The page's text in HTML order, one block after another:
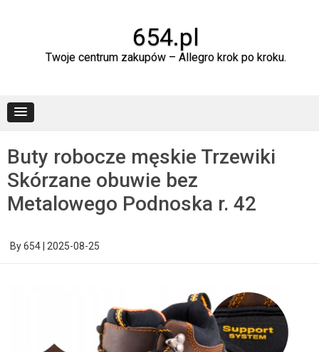
654.pl
Twoje centrum zakupów – Allegro krok po kroku.
Buty robocze męskie Trzewiki
Skórzane obuwie bez
Metalowego Podnoska r. 42
By654 2025-08-25